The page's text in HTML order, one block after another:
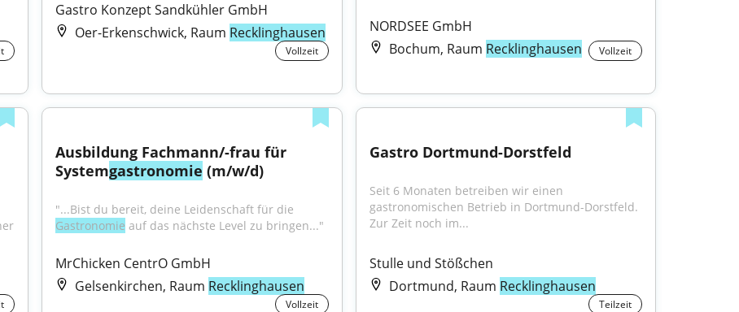
Gastro Konzept Sandkühler GmbH
Oer-Erkenschwick, Raum Recklinghausen
Vollzeit
NORDSEE GmbH
Bochum, Raum Recklinghausen Vollzeit
Ausbildung Fachmann/-frau für
Systemgastronomie (m/w/d)
Gastronomie auf das nächste Level zu bringen..."
MrChicken CentrO GmbH
Gelsenkirchen, Raum Recklinghausen
Vollzeit
Gastro Dortmund-Dorstfeld
Seit 6 Monaten betreiben wir einen
gastronomischen Betrieb in Dortmund-Dorstfeld.
Zur Zeit noch im...
Stulle und Stößchen
Dortmund, Raum Recklinghausen
Teilzeit